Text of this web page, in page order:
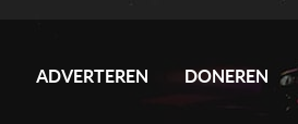
ADVERTEREN DONEREN